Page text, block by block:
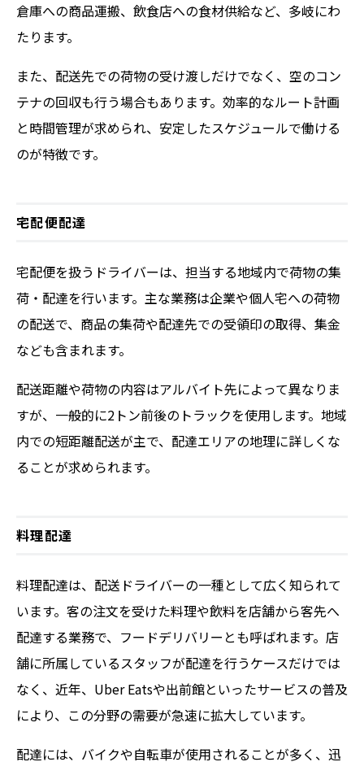
倉庫への商品運搬、飲食店への食材供給など、多岐にわ
たります。
また、配送先での荷物の受け渡しだけでなく、空のコン
テナの回収も行う場合もあります。効率的なルート計画
と時間管理が求められ、安定したスケジュールで働ける
のが特徴です。
宅配便配達
宅配便を扱うドライバーは、担当する地域内で荷物の集
荷・配達を行います。主な業務は企業や個人宅への荷物
の配送で、商品の集荷や配達先での受領印の取得、集金
なども含まれます。
配送距離や荷物の内容はアルバイト先によって異なりま
すが、一般的に2トン前後のトラックを使用します。地域
内での短距離配送が主で、配達エリアの地理に詳しくな
ることが求められます。
料理配達
料理配達は、配送ドライバーの一種として広く知られて
います。客の注文を受けた料理や飲料を店舗から客先へ
配達する業務で、フードデリバリーとも呼ばれます。店
舗に所属しているスタッフが配達を行うケースだけでは
なく、近年、Uber Eatsや出前館といったサービスの普及
により、この分野の需要が急速に拡大しています。
配達には、バイクや自転車が使用されることが多く、迅